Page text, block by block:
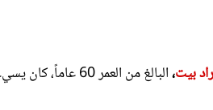
بيت،
البالغ من العمر 60 عاماً، كان